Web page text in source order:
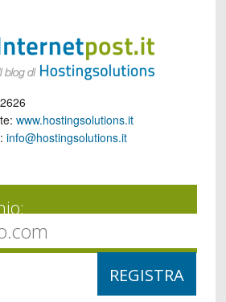
www.hostingsolutions.it
info@hostingsolutions.it